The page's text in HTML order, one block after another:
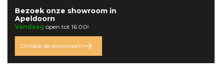
Bezoek onze showroom in
Apeldoorn
Vandaag open tot 16:00!
Ontdek de showroom